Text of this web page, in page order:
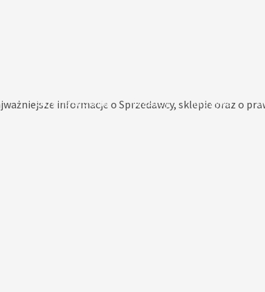
Strona Główna O Żercy Muzyka
informacje o Sprzedawcy, sklepie oraz o